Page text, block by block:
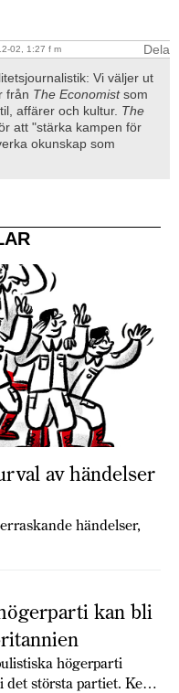
02, 1:27 f m
Dela
Vi väljer ut
från The Economistsom
affärer och kultur. The
att "stärka kampen för
okunskap som
av händelser
händelser,
kan bli
högerparti
det största partiet. Keir